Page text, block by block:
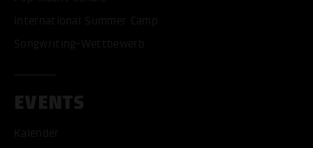
International Summer Camp
Songwriting-Wettbewerb
EVENTS
Kalender